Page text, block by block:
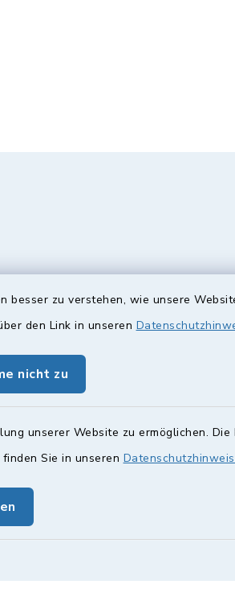
besser zu verstehen, wie unsere
den Link in unseren
nicht zu
unserer Website zu ermöglichen.
Sie in unseren
nach Vereinbarung statt.
Informationen finden Sie hier.